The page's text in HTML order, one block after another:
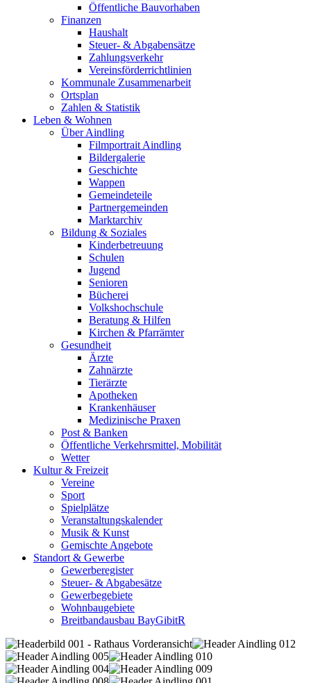
Öffentliche Bauvorhaben
Finanzen
Haushalt
Steuer- & Abgabensätze
Zahlungsverkehr
Vereinsförderrichtlinien
Kommunale Zusammenarbeit
Ortsplan
Zahlen & Statistik
Leben & Wohnen
Über Aindling
Filmportrait Aindling
Bildergalerie
Geschichte
Wappen
Gemeindeteile
Partnergemeinden
Marktarchiv
Bildung & Soziales
Kinderbetreuung
Schulen
Jugend
Senioren
Bücherei
Volkshochschule
Beratung & Hilfen
Kirchen & Pfarrämter
Gesundheit
Ärzte
Zahnärzte
Tierärzte
Apotheken
Krankenhäuser
Medizinische Praxen
Post & Banken
Öffentliche Verkehrsmittel, Mobilität
Wetter
Kultur & Freizeit
Vereine
Sport
Spielplätze
Veranstaltungskalender
Musik & Kunst
Gemischte Angebote
Standort & Gewerbe
Gewerberegister
Steuer- & Abgabesätze
Gewerbegebiete
Wohnbaugebiete
Breitbandausbau BayGibitR